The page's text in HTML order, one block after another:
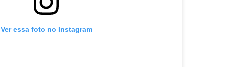
Ver essa foto no Instagram